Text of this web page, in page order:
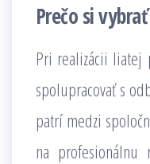
Prečo si
Pri realizácii liatej
spolupracovať s
patrí medzi
na profesionálnu